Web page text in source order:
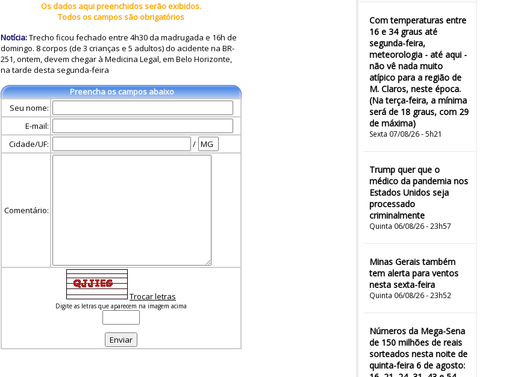
Com temperaturas entre
16 e 34 graus até
segunda-feira,
meteorologia - até aqui -
não vê nada muito
atípico para a região de
M. Claros, neste época.
(Na terça-feira, a mínima
será de 18 graus, com 29
de máxima)
Sexta 07/08/26 - 5h21
Trump quer que o
médico da pandemia nos
Estados Unidos seja
processado
criminalmente
Quinta 06/08/26 - 23h57
Minas Gerais também
tem alerta para ventos
nesta sexta-feira
Quinta 06/08/26 - 23h52
Números da Mega-Sena
de 150 milhões de reais
sorteados nesta noite de
quinta-feira 6 de agosto:
Os dados aqui preenchidos serão exibidos.
Todos os campos são obrigatórios
Notícia:Trecho ficou fechado entre 4h30 da madrugada e 16h de
domingo. 8 corpos (de 3 crianças e 5 adultos) do acidente na BR-
251, ontem, devem chegar à Medicina Legal, em Belo Horizonte,
na tarde desta segunda-feira
Preencha os campos abaixo
Seu nome:
E-mail:
Cidade/UF:
/
Comentário:
Trocar letras
Digite as letras que aparecem na imagem acima